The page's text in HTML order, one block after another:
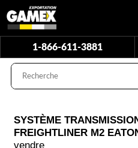
1-866-611-3881
SYSTÈME TRANSMISSION HYBRIDE
FREIGHTLINER M2
vendre